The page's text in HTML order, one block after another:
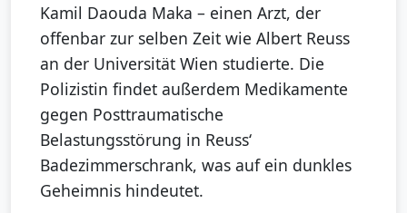
Kamil Daouda Maka – einen Arzt, der
offenbar zur selben Zeit wie Albert Reuss
an der Universität Wien studierte. Die
Polizistin findet außerdem Medikamente
gegen Posttraumatische
Belastungsstörung in Reuss‘
Badezimmerschrank, was auf ein dunkles
Geheimnis hindeutet.